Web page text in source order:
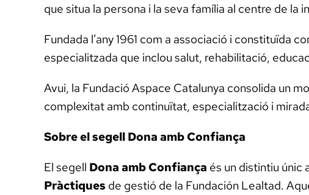
que situa la persona i la seva família al centre de la
Fundada l’any 1961 com a associació i constituïda
especialitzada que inclou salut, rehabilitació,
Avui, la Fundació Aspace Catalunya consolida un
complexitat amb continuïtat, especialització i
Sobre el segell Dona amb Confiança
El segell Dona amb Confiança és un distintiu únic
Pràctiques de gestió de la Fundación Lealtad.